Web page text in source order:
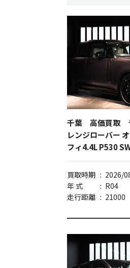
千葉 高価買取
レンジローバー
フィ4.4L P530
買取時期 : 2026/
年 式
: R04
走行距離 : 21000